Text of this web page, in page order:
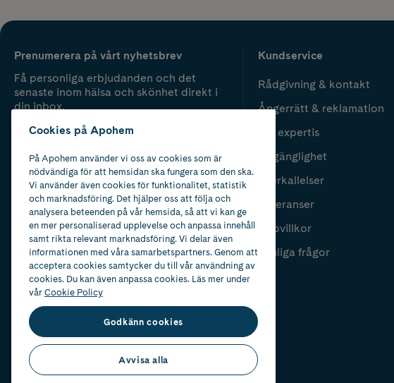
Prenumerera på vårt nyhetsbrev
Få personliga erbjudanden och det
senaste inom hälsa och skönhet direkt i
din inbox.
Kundservice
Rådgivning & kontakt
Ångerrätt & reklamation
Vår expertis
Tillgänglighet
Återkallelser
Leveranser
Köpvillkor
Vanliga frågor
Cookies på Apohem
På Apohem använder vi oss av cookies som är
nödvändiga för att hemsidan ska fungera som den ska.
Vi använder även cookies för funktionalitet, statistik
och marknadsföring. Det hjälper oss att följa och
analysera beteenden på vår hemsida, så att vi kan ge
en mer personaliserad upplevelse och anpassa innehåll
samt rikta relevant marknadsföring. Vi delar även
informationen med våra samarbetspartners. Genom att
acceptera cookies samtycker du till vår användning av
cookies. Du kan även anpassa cookies. Läs mer under
vårCookie Policy
Godkänn cookies
Avvisa alla